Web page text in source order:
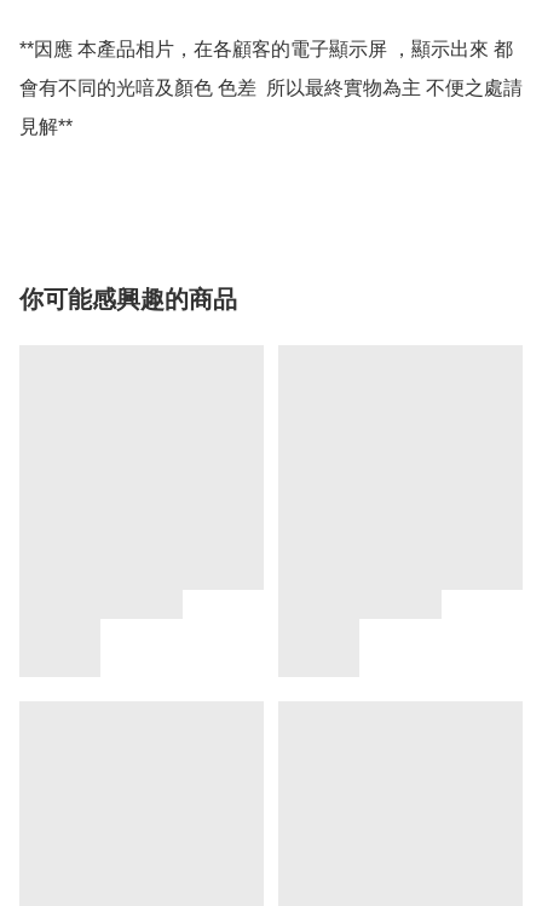
**因應 本產品相片，在各顧客的電子顯示屏 ，顯示出來 都
會有不同的光喑及顏色 色差  所以最終實物為主 不便之處請
見解**
你可能感興趣的商品